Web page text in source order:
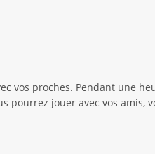
vos proches. Pendant une
pourrez jouer avec vos